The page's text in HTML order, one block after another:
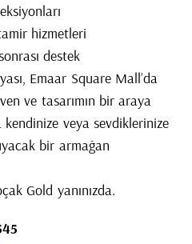
hizmetleri
destek
Emaar Square Mall’da
ve tasarımın bir araya
veya sevdiklerinize
bir armağan
Gold yanınızda.